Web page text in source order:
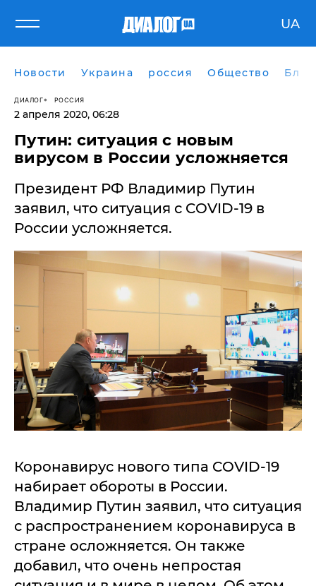
UA
Новости Украина россия Общество
ДИАЛОГ РОССИЯ
2 апреля 2020, 06:28
Путин: ситуация с новым
вирусом в России усложняется
Президент РФ Владимир Путин
заявил, что ситуация с COVID-19 в
России усложняется.
Коронавирус нового типа COVID-19
набирает обороты в России.
Владимир Путин заявил, что ситуация
с распространением коронавируса в
стране осложняется. Он также
добавил, что очень непростая